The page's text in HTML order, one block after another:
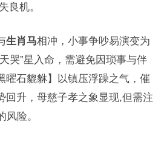
良机。
生肖马相冲，小事争吵易演变为
哭”星入命，需避免因琐事与伴
曜石貔貅】以镇压浮躁之气，催
回升，母慈子孝之象显现,但需注
风险。